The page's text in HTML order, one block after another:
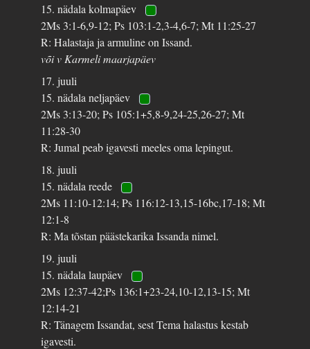
15. nädala kolmapäev
2Ms 3:1-6,9-12; Ps 103:1-2,3-4,6-7; Mt 11:25-27
R: Halastaja ja armuline on Issand.
või v Karmeli maarjapäev
17. juuli
15. nädala neljapäev
2Ms 3:13-20; Ps 105:1+5,8-9,24-25,26-27; Mt
11:28-30
R: Jumal peab igavesti meeles oma lepingut.
18. juuli
15. nädala reede
2Ms 11:10-12:14; Ps 116:12-13,15-16bc,17-18; Mt
12:1-8
R: Ma tõstan päästekarika Issanda nimel.
19. juuli
15. nädala laupäev
2Ms 12:37-42;Ps 136:1+23-24,10-12,13-15; Mt
12:14-21
R: Tänagem Issandat, sest Tema halastus kestab
igavesti.